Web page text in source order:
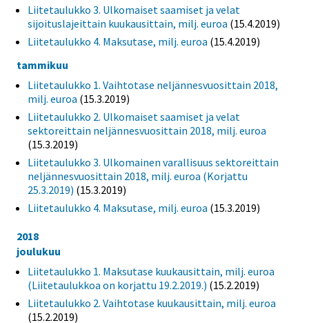
Liitetaulukko 3. Ulkomaiset saamiset ja velat
sijoituslajeittain kuukausittain, milj. euroa (15.4.2019)
Liitetaulukko 4. Maksutase, milj. euroa (15.4.2019)
tammikuu
Liitetaulukko 1. Vaihtotase neljännesvuosittain 2018,
milj. euroa (15.3.2019)
Liitetaulukko 2. Ulkomaiset saamiset ja velat
sektoreittain neljännesvuosittain 2018, milj. euroa
(15.3.2019)
Liitetaulukko 3. Ulkomainen varallisuus sektoreittain
neljännesvuosittain 2018, milj. euroa (Korjattu
25.3.2019) (15.3.2019)
Liitetaulukko 4. Maksutase, milj. euroa (15.3.2019)
2018
joulukuu
Liitetaulukko 1. Maksutase kuukausittain, milj. euroa
(Liitetaulukkoa on korjattu 19.2.2019.) (15.2.2019)
Liitetaulukko 2. Vaihtotase kuukausittain, milj. euroa
(15.2.2019)